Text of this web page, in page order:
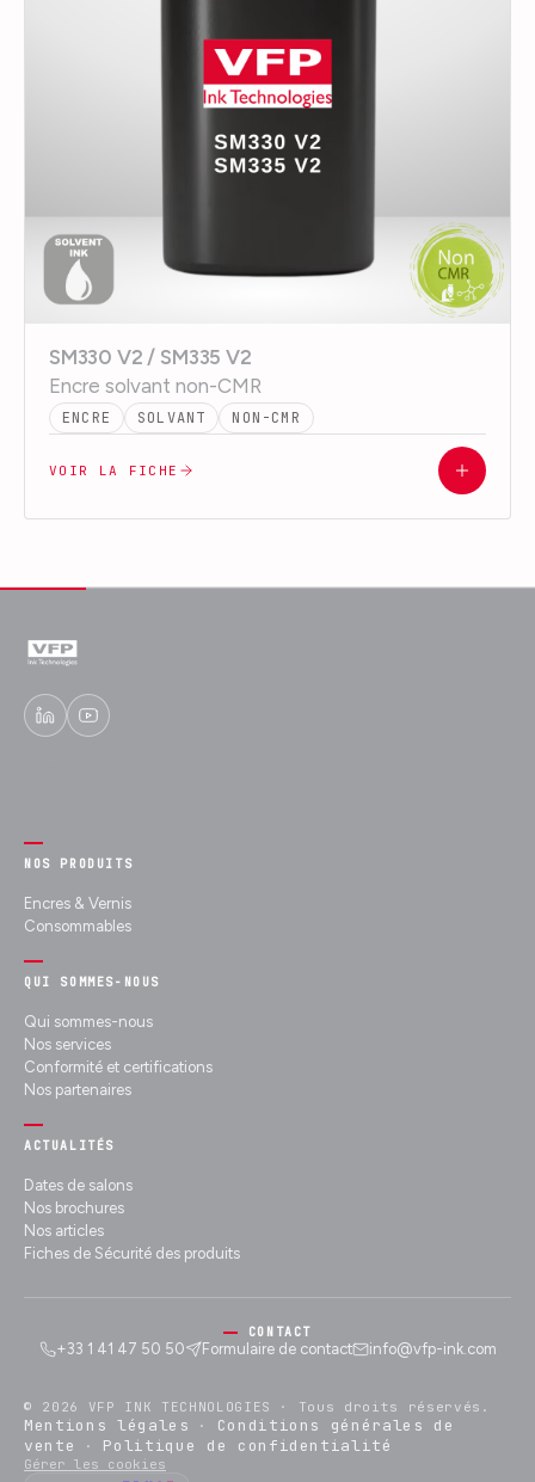
SM330 V2 / SM335 V2
Encre solvant non-CMR
ENCRE SOLVANT NON-CMR
VOIR LA FICHE
NOS PRODUITS
Encres & Vernis
Consommables
QUI SOMMES-NOUS
Qui sommes-nous
Nos services
Conformité et certifications
Nos partenaires
ACTUALITÉS
Dates de salons
Nos brochures
Nos articles
Fiches de Sécurité des produits
CONTACT
+33 1 41 47 50 50 Formulaire de contact info@vfp-ink.com
© 2026 VFP INK TECHNOLOGIES · Tous droits réservés.
Mentions légales ·
Conditions générales de
vente
· Politique de confidentialité
Gérer les cookies